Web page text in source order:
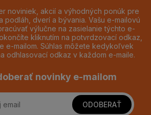
noviniek, akcií a výhodných ponúk pre
podláh, dverí a bývania. Vašu e-mailovú
výlučne na zasielanie týchto e-
kliknutím na potvrdzovací odkaz,
e-mailom. Súhlas môžete kedykoľvek
odhlasovací odkaz v každom e-maile.
novinky e-mailom
ODOBERAŤ